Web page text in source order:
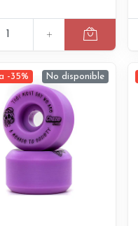
+
-35% No disponible